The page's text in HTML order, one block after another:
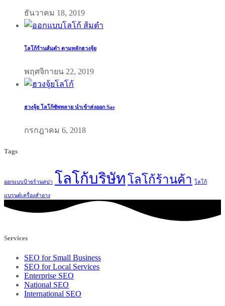
ธันวาคม 18, 2019
โลโก้ร้านส้มตำ ตามหลักฮวงจุ้ย
พฤศจิกายน 22, 2019
ฮวงจุ้ย โลโก้ซัพพลาย นำเข้าส่งออก Sas
กรกฎาคม 6, 2018
Tags
ออกแบบป้ายร้านสปา โลโก้บริษัทโลโก้ร้านค้า โลโก้
แบรนด์เครื่องสำอาง
Services
SEO for Small Business
SEO for Local Services
Enterprise SEO
National SEO
International SEO